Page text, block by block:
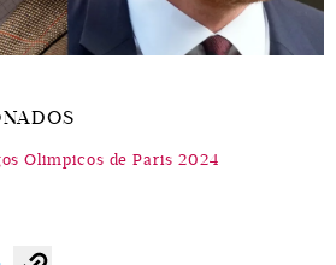
Olimpicos de Paris 2024